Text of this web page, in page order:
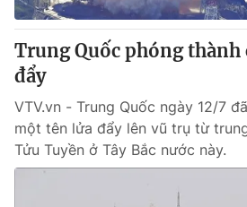
Tư vấn
Chuyên mục khác
Emagazine
Photo
Trung Quốc phóng thành
đẩy
VTV.vn - Trung Quốc ngày 12/7
một tên lửa đẩy lên vũ trụ từ
Tửu Tuyền ở Tây Bắc nước này.